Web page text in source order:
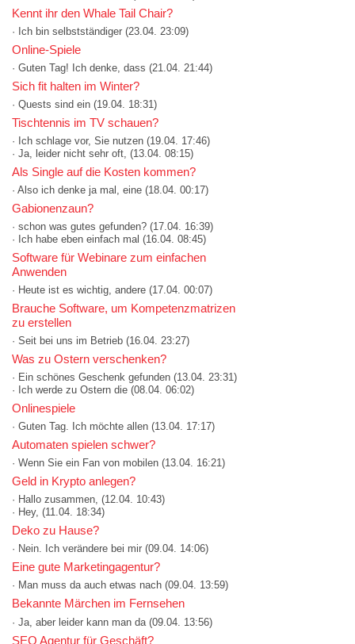
Kennt ihr den Whale Tail Chair?
· Ich bin selbstständiger (23.04. 23:09)
Online-Spiele
· Guten Tag! Ich denke, dass (21.04. 21:44)
Sich fit halten im Winter?
· Quests sind ein (19.04. 18:31)
Tischtennis im TV schauen?
· Ich schlage vor, Sie nutzen (19.04. 17:46)
· Ja, leider nicht sehr oft, (13.04. 08:15)
Als Single auf die Kosten kommen?
· Also ich denke ja mal, eine (18.04. 00:17)
Gabionenzaun?
· schon was gutes gefunden? (17.04. 16:39)
· Ich habe eben einfach mal (16.04. 08:45)
Software für Webinare zum einfachen
Anwenden
· Heute ist es wichtig, andere (17.04. 00:07)
Brauche Software, um Kompetenzmatrizen
zu erstellen
· Seit bei uns im Betrieb (16.04. 23:27)
Was zu Ostern verschenken?
· Ein schönes Geschenk gefunden (13.04. 23:31)
· Ich werde zu Ostern die (08.04. 06:02)
Onlinespiele
· Guten Tag. Ich möchte allen (13.04. 17:17)
Automaten spielen schwer?
· Wenn Sie ein Fan von mobilen (13.04. 16:21)
Geld in Krypto anlegen?
· Hallo zusammen, (12.04. 10:43)
· Hey, (11.04. 18:34)
Deko zu Hause?
· Nein. Ich verändere bei mir (09.04. 14:06)
Eine gute Marketingagentur?
· Man muss da auch etwas nach (09.04. 13:59)
Bekannte Märchen im Fernsehen
· Ja, aber leider kann man da (09.04. 13:56)
SEO Agentur für Geschäft?